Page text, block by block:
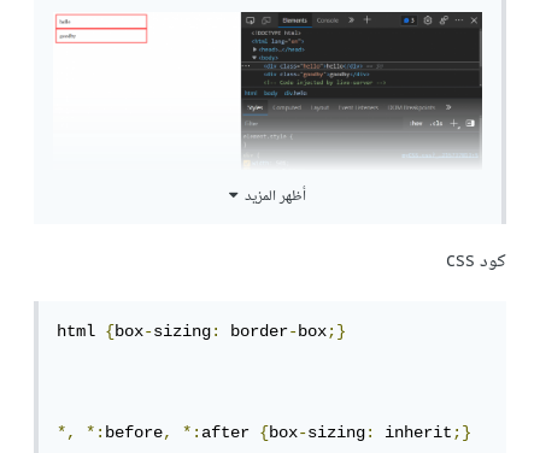
أظهر المزيد
كود css
html {box-sizing: border-box;}
*, *:before, *:after {box-sizing: inherit;}